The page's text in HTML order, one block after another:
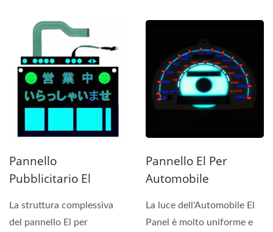
Pannello
Pubblicitario El
La struttura complessiva
del pannello El per
Pannello El Per
Automobile
La luce dell'Automobile El
Panel è molto uniforme e